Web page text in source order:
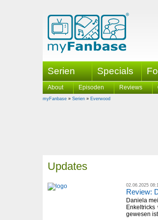
Serien Specials
About Episoden Reviews
myFanbase » Serien » Everwood
Updates
02.06.2025
Review:
Daniela
gewesen